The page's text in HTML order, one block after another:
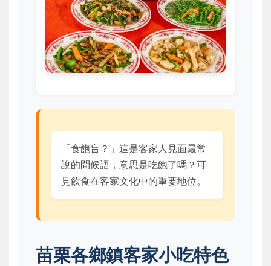
「食飽吂？」這是客家人見面最常
說的問候語，意思是吃飽了嗎？可
見飲食在客家文化中的重要地位。
苗栗各鄉鎮客家小吃特色